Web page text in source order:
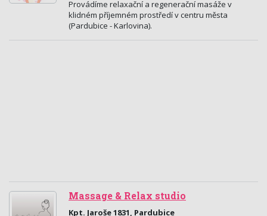
Provádíme relaxační a regenerační masáže v
klidném příjemném prostředí v centru města
(Pardubice - Karlovina).
Massage & Relax studio
Kpt. Jaroše 1831, Pardubice